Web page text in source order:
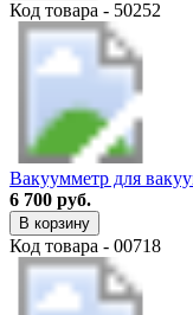
Код товара - 50252
Вакуумметр для
6 700 руб.
В корзину
Код товара - 00718